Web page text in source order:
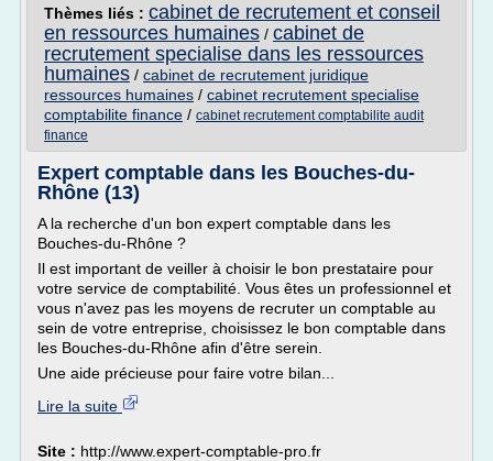
Thèmes liés : cabinet de recrutement et conseil
en ressources humaines / cabinet de
recrutement specialise dans les ressources
humaines / cabinet de recrutement juridique
ressources humaines / cabinet recrutement specialise
comptabilite finance / cabinet recrutement comptabilite audit
finance
Expert comptable dans les Bouches-du-
Rhône (13)
A la recherche d'un bon expert comptable dans les
Bouches-du-Rhône ?
Il est important de veiller à choisir le bon prestataire pour
votre service de comptabilité. Vous êtes un professionnel et
vous n'avez pas les moyens de recruter un comptable au
sein de votre entreprise, choisissez le bon comptable dans
les Bouches-du-Rhône afin d'être serein.
Une aide précieuse pour faire votre bilan...
Lire la suite
Site : http://www.expert-comptable-pro.fr